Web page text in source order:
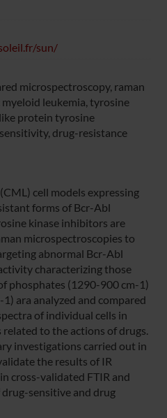
sun/
microspectroscopy, raman
leukemia, tyrosine
protein tyrosine
drug-resistance
cell models expressing
forms of Bcr-Abl
kinase inhibitors are
microspectroscopies to
abnormal Bcr-Abl
characterizing those
phosphates (1290-900 cm-1)
ara analyzed and compared
of individual cells in
to the actions of drugs.
investigations carried out in
the results of IR
cross-validated FTIR and
drug-sensitive and drug